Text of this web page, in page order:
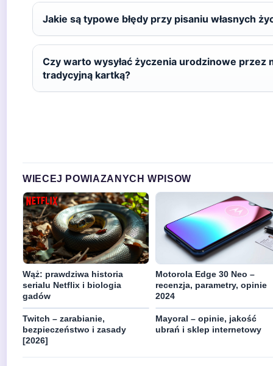
Jakie są typowe błędy przy pisaniu własnych
Czy warto wysyłać życzenia urodzinowe przez
tradycyjną kartką?
WIECEJ POWIAZANYCH WPISOW
Wąż: prawdziwa historia
serialu Netflix i biologia
gadów
Motorola Edge 30 Neo –
recenzja, parametry, opinie
2024
Twitch – zarabianie,
bezpieczeństwo i zasady
[2026]
Mayoral – opinie, jakość
ubrań i sklep internetowy